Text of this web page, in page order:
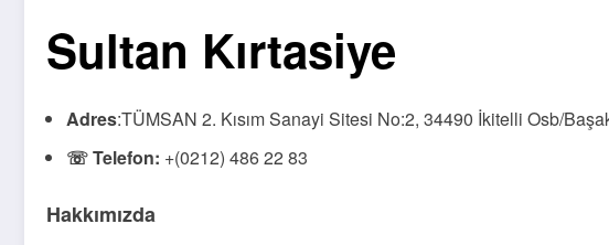
Sultan Kırtasiye
Adres:TÜMSAN 2. Kısım Sanayi Sitesi No:2, 34490 İkitelli Osb/
☏ Telefon: +(0212) 486 22 83
Hakkımızda